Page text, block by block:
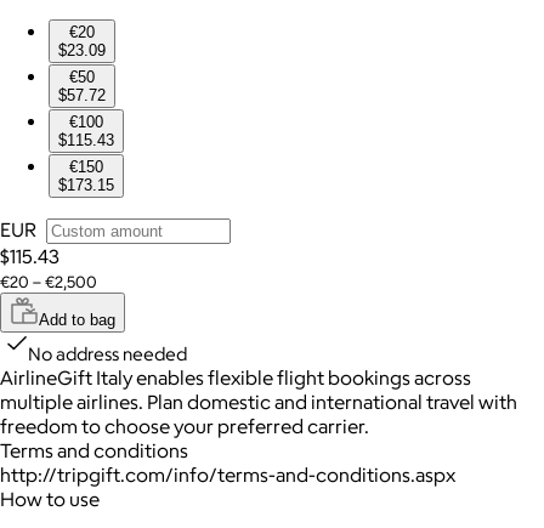
€20
$23.09
€50
$57.72
€100
$115.43
€150
$173.15
EUR
$115.43
€20 – €2,500
Add to bag
No address needed
AirlineGift Italy enables flexible flight bookings across
multiple airlines. Plan domestic and international travel with
freedom to choose your preferred carrier.
Terms and conditions
http://tripgift.com/info/terms-and-conditions.aspx
How to use